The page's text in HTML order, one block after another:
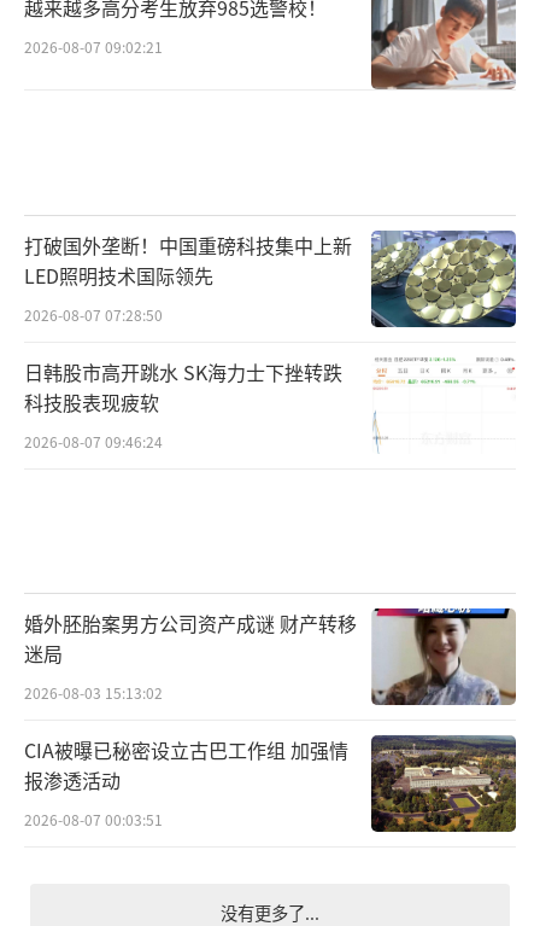
越来越多高分考生放弃985选警校！
2026-08-07 09:02:21
打破国外垄断！中国重磅科技集中上新
LED照明技术国际领先
2026-08-07 07:28:50
日韩股市高开跳水 SK海力士下挫转跌
科技股表现疲软
2026-08-07 09:46:24
婚外胚胎案男方公司资产成谜 财产转移
迷局
2026-08-03 15:13:02
CIA被曝已秘密设立古巴工作组 加强情
报渗透活动
2026-08-07 00:03:51
没有更多了...